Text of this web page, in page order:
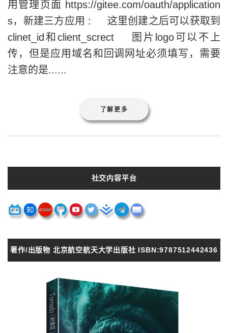
用管理页面 https://gitee.com/oauth/application
s，新建三方应用 : 这里创建之后可以获取到
clinet_id和client_screct 图片logo可以不上
传，但是应用域名和回调网址必须填写，需要
注意的是......
了解更多
社交内容平台
著作/出版物 北京航空航天大学出版社 ISBN:9787512442436